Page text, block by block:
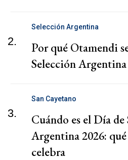
2.
Selección Argentina
Por qué Otamendi
Selección Argentina
3.
San Cayetano
Cuándo es el Día
Argentina 2026: qué
celebra